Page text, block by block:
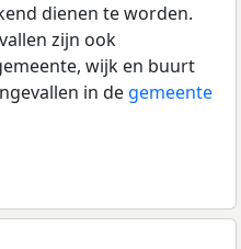
dienen te worden.
zijn ook
wijk en buurt
in de gemeente